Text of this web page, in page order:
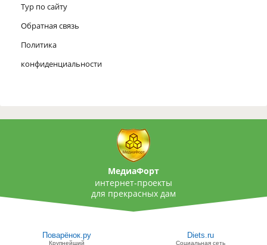
Тур по сайту
Обратная связь
Политика
конфиденциальности
МедиаФорт
интернет-проекты
для прекрасных дам
Поварёнок.ру
Крупнейший
Diets.ru
Социальная сеть